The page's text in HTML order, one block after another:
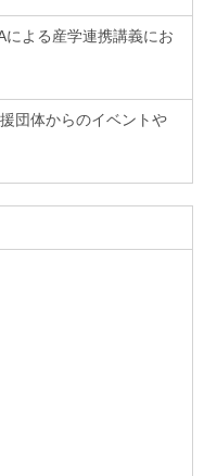
による産学連携講義にお
団体からのイベントや